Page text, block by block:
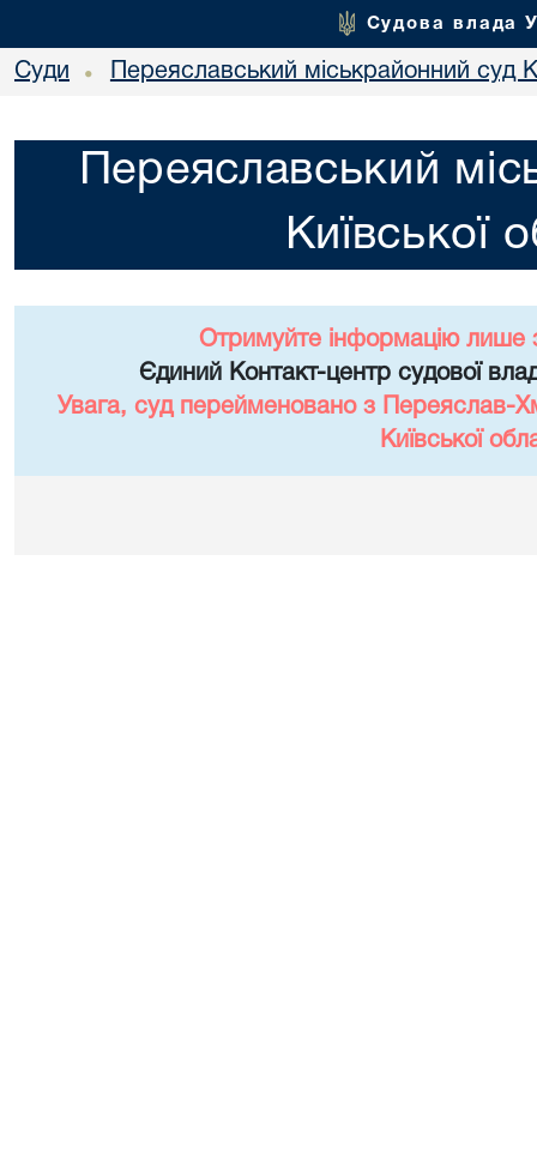
Судова влада
Суди • Переяславський міськрайонний суд
Переяславський
Київської
Отримуйте інформацію лише
Єдиний Контакт-центр судової
Увага, суд перейменовано з Переяслав-
Київської